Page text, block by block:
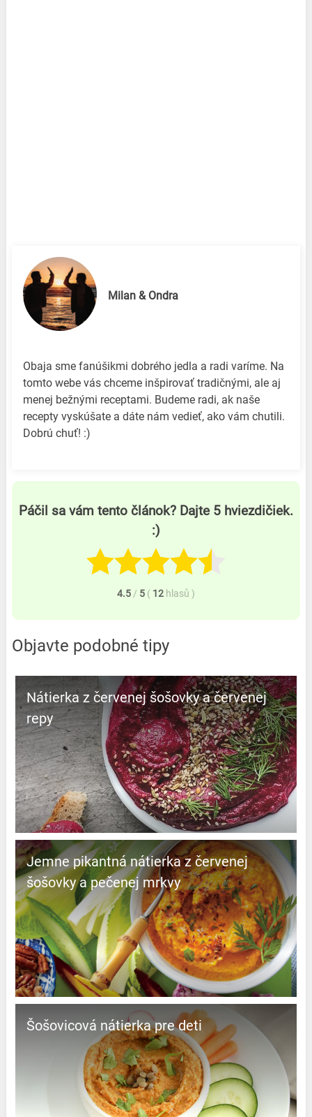
Milan & Ondra
Obaja sme fanúšikmi dobrého jedla a radi varíme. Na
tomto webe vás chceme inšpirovať tradičnými, ale aj
menej bežnými receptami. Budeme radi, ak naše
recepty vyskúšate a dáte nám vedieť, ako vám chutili.
Dobrú chuť! :)
Páčil sa vám tento článok? Dajte 5 hviezdičiek.
:)
4.5 / 5 ( 12 hlasů )
Objavte podobné tipy
Nátierka z červenej šošovky a červenej
repy
Jemne pikantná nátierka z červenej
šošovky a pečenej mrkvy
Šošovicová nátierka pre deti